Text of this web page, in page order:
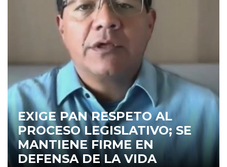
EXIGE PAN RESPETO AL
PROCESO LEGISLATIVO; SE
MANTIENE FIRME EN
DEFENSA DE LA VIDA